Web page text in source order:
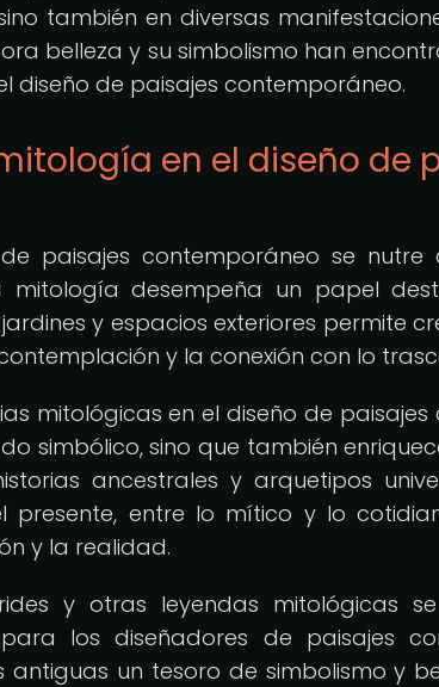
también en diversas
belleza y su simbolismo han
diseño de paisajes contemporáneo.
en el diseño de
paisajes contemporáneo se nutre
mitología desempeña un papel
y espacios exteriores permite
y la conexión con lo
mitológicas en el diseño de
simbólico, sino que también
ancestrales y arquetipos
entre lo mítico y lo
y la realidad.
y otras leyendas mitológicas
los diseñadores de paisajes
antiguas un tesoro de simbolismo y